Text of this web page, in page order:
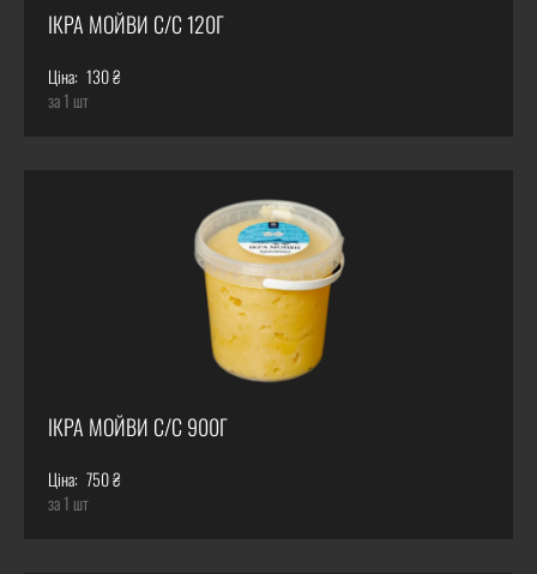
ІКРА МОЙВИ С/С 120Г
Ціна: 130 ₴
за 1 шт
ІКРА МОЙВИ С/С 900Г
Ціна: 750 ₴
за 1 шт